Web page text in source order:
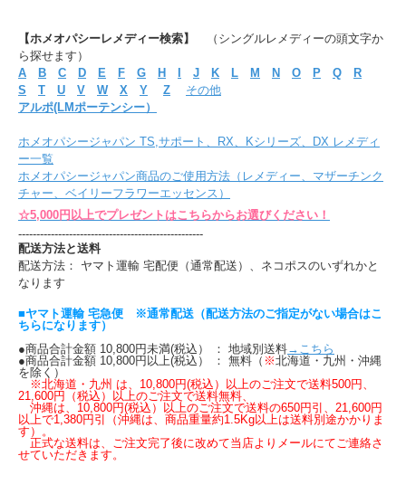
【ホメオパシーレメディー検索】
（シングルレメディーの頭文字か
ら探せます）
A
B C D E F G H J K L M N O P Q
R
S
T U V W X Y Z
その他
アルポ(LMポーテンシー）
ホメオパシージャパン TS,サポート、RX、Kシリーズ、DX レメディ
ー一覧
ホメオパシージャパン商品のご使用方法（レメディー、マザーチンク
チャー、ベイリーフラワーエッセンス）
☆5,000円以上でプレゼントはこちらからお選びください！
---------------------------------------------------
配送方法と送料
配送方法： ヤマト運輸 宅配便（通常配送）、ネコポスのいずれかと
なります
■ヤマト運輸 宅急便 ※通常配送（配送方法のご指定がない場合はこ
ちらになります）
●商品合計金額 10,800円未満(税込） ： 地域別送料→こちら
●商品合計金額 10,800円以上(税込） ： 無料（ ※北海道・九州・沖縄
を除く）
※北海道・九州 は、10,800円(税込）以上のご注文で送料500円、
21,600円（税込）以上のご注文で送料無料、
沖縄は、10,800円(税込）以上のご注文で送料の650円引、21,600円
以上で1,380円引（沖縄は、商品重量約1.5Kg以上は送料別途かかりま
す）。
正式な送料は、ご注文完了後に改めて当店よりメールにてご連絡さ
せていただきます。